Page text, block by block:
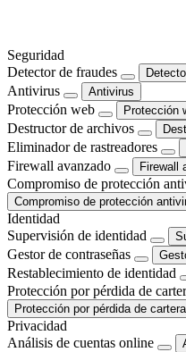
Seguridad
Detector de fraudes
Antivirus Antivirus
Protección web Protección
Destructor de archivos
Eliminador de rastreadores
Firewall avanzado Firewall
Compromiso de protección
Compromiso de protección
Identidad
Supervisión de identidad
Gestor de contraseñas
Restablecimiento de identidad
Protección por pérdida de
Protección por pérdida de cartera
Privacidad
Análisis de cuentas online